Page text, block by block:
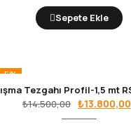
₺17.000,00.
Sepete Ekle
-5%
₺14.500,00 Orijinal
fiyat:
₺13.800,00